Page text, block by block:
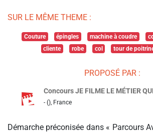
SUR LE MÊME THEME :
Couture épingles machine à coudre
cliente
robe col tour de
PROPOSÉ PAR :
Concours JE FILME LE MÉTIER
- (), France
Démarche préconisée dans « Parcours